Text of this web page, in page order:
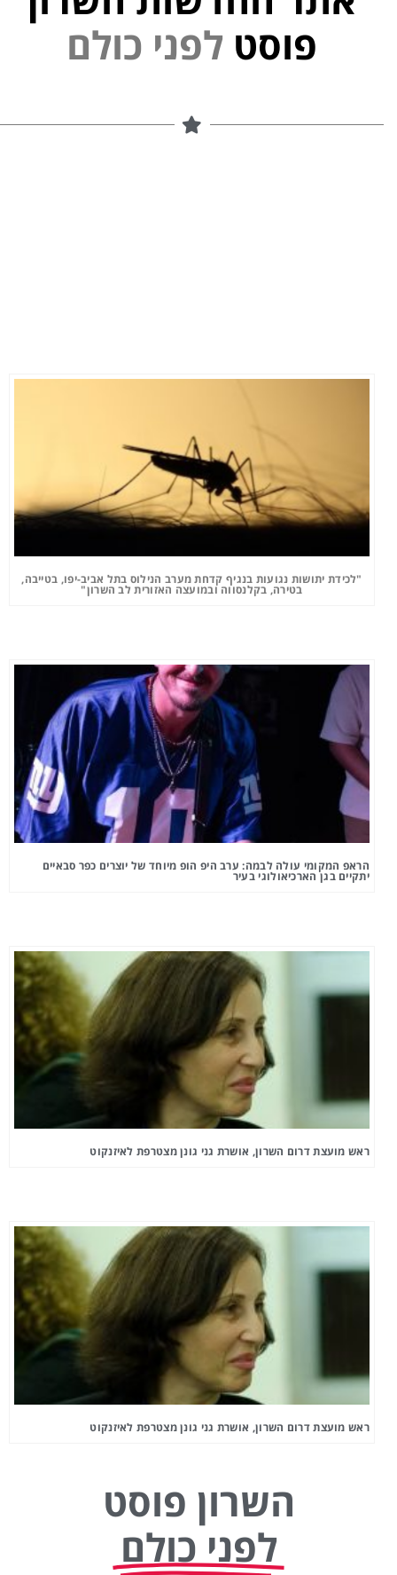
פוסט
"לכידת יתושות נגועות בנגיף קדחת מערב הנילוס בתל אביב-יפו, בטייבה,
בטירה, בקלנסווה ובמועצה האזורית לב השרון"
הראפ המקומי עולה לבמה: ערב היפ הופ מיוחד של יוצרים כפר סבאיים
יתקיים בגן הארכיאולוגי בעיר
ראש מועצת דרום השרון, אושרת גני גונן מצטרפת לאיזנקוט
ראש מועצת דרום השרון, אושרת גני גונן מצטרפת לאיזנקוט
השרון פוסט
לפני כולם